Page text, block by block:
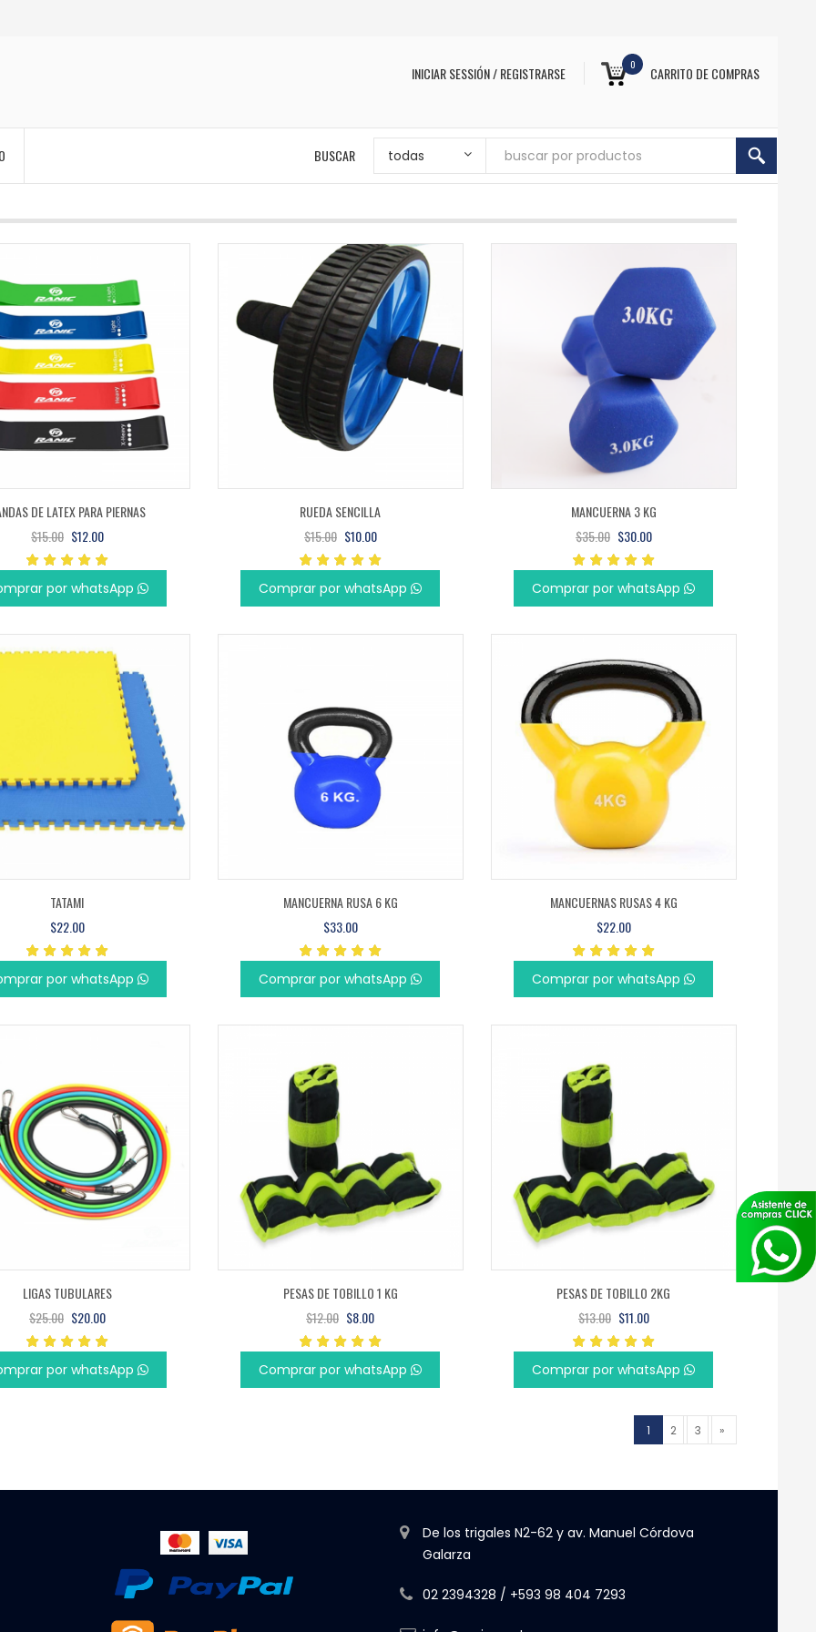
INICIAR SESSIÓN / REGISTRARSE 0 CARRITO DE COMPRAS
BUSCAR todas
DE LATEX PARA PIERNAS
$15.00 $12.00
por whatsApp
RUEDA SENCILLA
$15.00 $10.00
Comprar por whatsApp
MANCUERNA 3 KG
$35.00 $30.00
Comprar por whatsApp
TATAMI
$22.00
por whatsApp
MANCUERNA RUSA 6 KG
$33.00
Comprar por whatsApp
MANCUERNAS RUSAS 4 KG
$22.00
Comprar por whatsApp
LIGAS TUBULARES
$25.00 $20.00
por whatsApp
PESAS DE TOBILLO 1 KG
$12.00 $8.00
Comprar por whatsApp
PESAS DE TOBILLO 2KG
$13.00 $11.00
Comprar por whatsApp
1 2 3 »
De los trigales N2-62 y av. Manuel Córdova
Galarza
02 2394328 / +593 98 404 7293